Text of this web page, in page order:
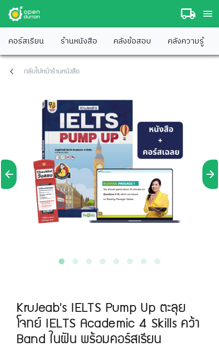
คอร์สเรียน ร้านหนังสือ คลังข้อสอบ คลังความรู้
กลับไปหน้าร้านหนังสือ
KruJeab's IELTS Pump Up ตะลุย
โจทย์ IELTS Academic 4 Skills คว้า
Band ในฝัน พร้อมคอร์สเรียน